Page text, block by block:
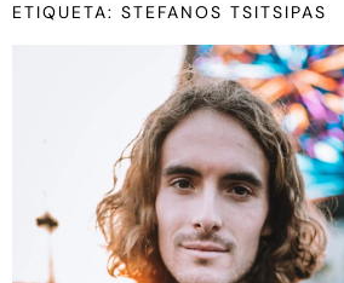
ETIQUETA: STEFANOS TSITSIPAS